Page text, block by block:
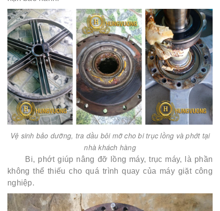
Vệ sinh bảo dưỡng, tra dầu bôi mỡ cho bi trục lồng và phớt tại
nhà khách hàng
Bi, phớt giúp nâng đỡ lồng máy, trục máy, là phần
không thể thiếu cho quá trình quay của máy giặt công
nghiệp.